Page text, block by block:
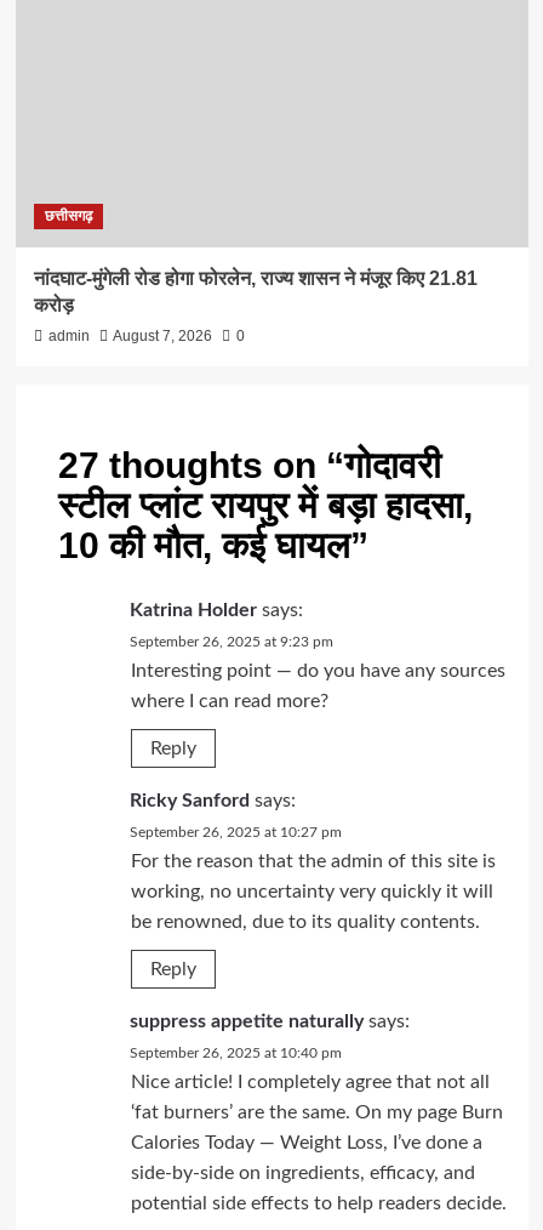
छत्तीसगढ़
नांदघाट-मुंगेली रोड होगा फोरलेन, राज्य शासन ने मंजूर किए 21.81
करोड़
admin August 7, 2026 0
27 thoughts on “गोदावरी
स्टील प्लांट रायपुर में बड़ा हादसा,
10 की मौत, कई घायल”
Katrina Holder says:
September 26, 2025 at 9:23 pm
Interesting point — do you have any sources
where I can read more?
Reply
Ricky Sanford says:
September 26, 2025 at 10:27 pm
For the reason that the admin of this site is
working, no uncertainty very quickly it will
be renowned, due to its quality contents.
Reply
suppress appetite naturally says:
September 26, 2025 at 10:40 pm
Nice article! I completely agree that not all
‘fat burners’ are the same. On my page Burn
Calories Today — Weight Loss, I’ve done a
side-by-side on ingredients, efficacy, and
potential side effects to help readers decide.